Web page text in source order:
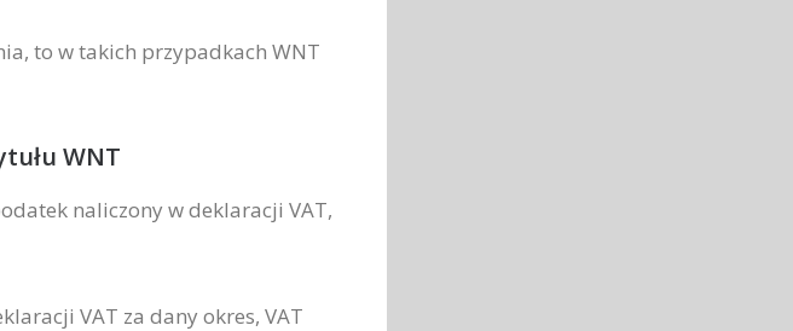
to w takich przypadkach WNT
WNT
naliczony w deklaracji VAT,
VAT za dany okres, VAT